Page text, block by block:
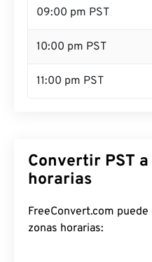
09:00 pm PST
10:00 pm PST
11:00 pm PST
Convertir PST
horarias
FreeConvert.com
zonas horarias: